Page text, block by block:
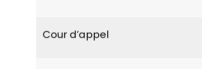
Cour d’appel